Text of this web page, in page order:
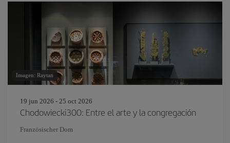
Imagen: Raytan
19 jun 2026 - 25 oct 2026
Chodowiecki300: Entre el arte y la congregación
Französischer Dom